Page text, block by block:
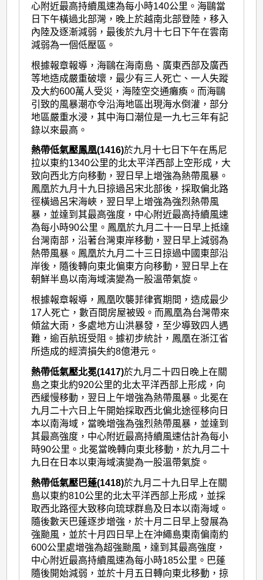
心附近最高持續風速為每小時140公里。海鷗當
日下午橫過北部灣，晚上於越南北部登陸，移入
內陸及逐漸減弱，最後於九月十七日下午在雲南
減弱為一個低壓區。
根據報章報導，海鷗在海南島、廣東西部及廣西
等地造成嚴重破壞，最少有三人死亡、一人失蹤
及大約600萬人受災，海陸空交通癱瘓。而海鷗
引致的風暴潮亦令沿海地區出現海水倒灌，部分
地區嚴重水浸，其中海口潮位是一九七三年有記
錄以來最高。
熱帶低氣壓鳳凰(1416)於九月十七日下午在馬尼
拉以東約1340公里的北太平洋西部上空形成，大
致向西北方向移動，翌日早上增強為熱帶風暴。
鳳凰於九月十九日掠過呂宋北部後，採取偏北路
徑橫過呂宋海峽，翌日早上增強為強烈熱帶風
暴，並達到其最高強度，中心附近最高持續風速
為每小時90公里。鳳凰於九月二十一日早上抵達
台灣南部，沿著台灣東岸移動，翌日早上減弱為
熱帶風暴。鳳凰於九月二十三日掠過中國東部沿
岸後，隨後轉向東北偏東方向移動，翌日早上在
朝鮮半島以南海域演變為一股溫帶氣旋。
根據報章報導，鳳凰吹襲菲律賓期間，造成最少
17人死亡，數百間房屋被毁。而鳳凰為台灣帶來
傾盆大雨，多處地方山洪暴發，至少導致四人遇
難，逾百航班受阻。據初步統計，鳳凰在浙江省
所造成的經濟損失約8億港元。
熱帶低氣壓北冕(1417)於九月二十四日晚上在關
島之東北約920公里的北太平洋西部上形成，向
西緩慢移動，翌日上午增強為熱帶風暴。北冕在
九月二十六日上午開始採取西北偏北途徑移向日
本以南海域，當晚增強為強烈熱帶風暴，並達到
其最高強度，中心附近最高持續風速估計為每小
時90公里。北冕當晚轉向東北移動，於九月二十
九日在日本以東海域演變為一股溫帶氣旋。
熱帶低氣壓巴蓬(1418)於九月二十九日早上在關
島以東約810公里的北太平洋西部上形成，並採
取西北路徑大致移向琉球群島及日本以南海域。
隨後數天巴蓬逐步增強，於十月二日早上發展為
強颱風，並於十月四日早上在沖繩島東南偏南約
600公里處增強為超強颱風，達到其最高強度，
中心附近最高持續風速為每小時185公里。巴蓬
隨後開始減弱，並於十月五日轉向東北移動，掠